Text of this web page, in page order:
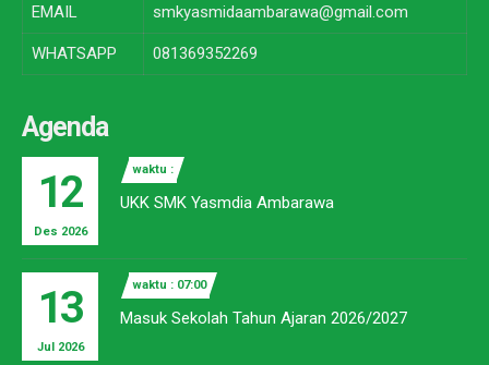
EMAIL smkyasmidaambarawa@gmail.com
WHATSAPP 081369352269
Agenda
12
Des 2026
waktu :
UKK SMK Yasmdia Ambarawa
13
Jul 2026
waktu : 07:00
Masuk Sekolah Tahun Ajaran 2026/2027